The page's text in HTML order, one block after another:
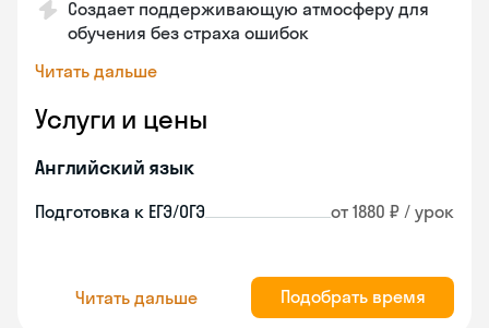
Создает поддерживающую атмосферу для
обучения без страха ошибок
Читать дальше
Услуги и цены
Английский язык
Подготовка к ЕГЭ/ОГЭ от 1880 ₽ / урок
Читать дальше Подобрать время